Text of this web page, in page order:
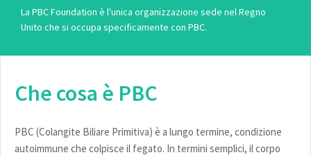
La PBC Foundation è l'unica organizzazione sede nel Regno
Unito che si occupa specificamente con PBC.
Che cosa è PBC
PBC (Colangite Biliare Primitiva) è a lungo termine, condizione
autoimmune che colpisce il fegato. In termini semplici, il corpo